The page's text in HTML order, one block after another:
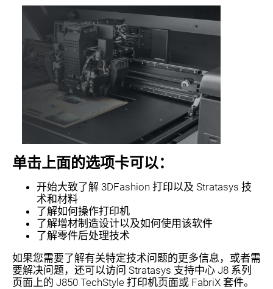
单击上面的选项卡可以：
开始大致了解 3DFashion 打印以及 Stratasys 技
术和材料
了解如何操作打印机
了解增材制造设计以及如何使用该软件
了解零件后处理技术
如果您需要了解有关特定技术问题的更多信息，或者需
要解决问题，还可以访问 Stratasys 支持中心 J8 系列
页面上的 J850 TechStyle 打印机页面或 FabriX 套件。